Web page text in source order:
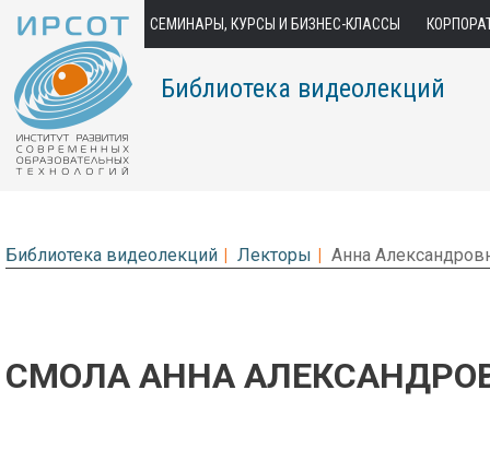
СЕМИНАРЫ, КУРСЫ И БИЗНЕС-КЛАССЫ
Библиотека видеолекций
Библиотека видеолекций Лекторы Анна
СМОЛА АННА